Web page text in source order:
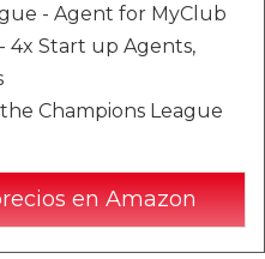
- Agent for MyClub
4x Start up Agents,
Champions League
en Amazon